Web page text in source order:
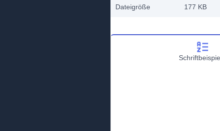
Dateigröße 177 KB